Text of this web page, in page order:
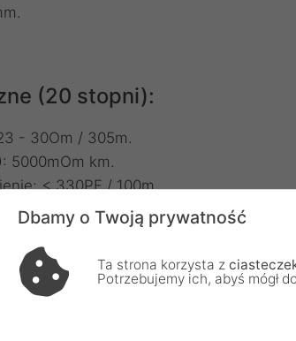
(20 stopni):
- 30Om / 305m.
5000mOm km.
< 330PF / 100m.
< 100Om (+/- 15).
i transportowania: 0 - 60 stopni.
stopni.
Dbamy o Twoją prywatność
Ta strona korzysta z
Potrzebujemy ich, abyś mógł